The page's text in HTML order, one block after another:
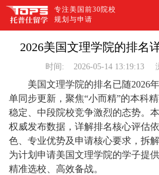
专注美国前30院校
规划与申请
2026美国文理学院的排名
时间: 2026-05-14 13:19:13
美国文理学院的排名已随2026
单同步更新，聚焦“小而精”的本科
稳定、中段院校竞争激烈的态势。
权威发布数据，详解排名核心评估
色、专业优势及申请核心要求，拆
为计划申请美国文理学院的学子提
精准选校、高效备战。